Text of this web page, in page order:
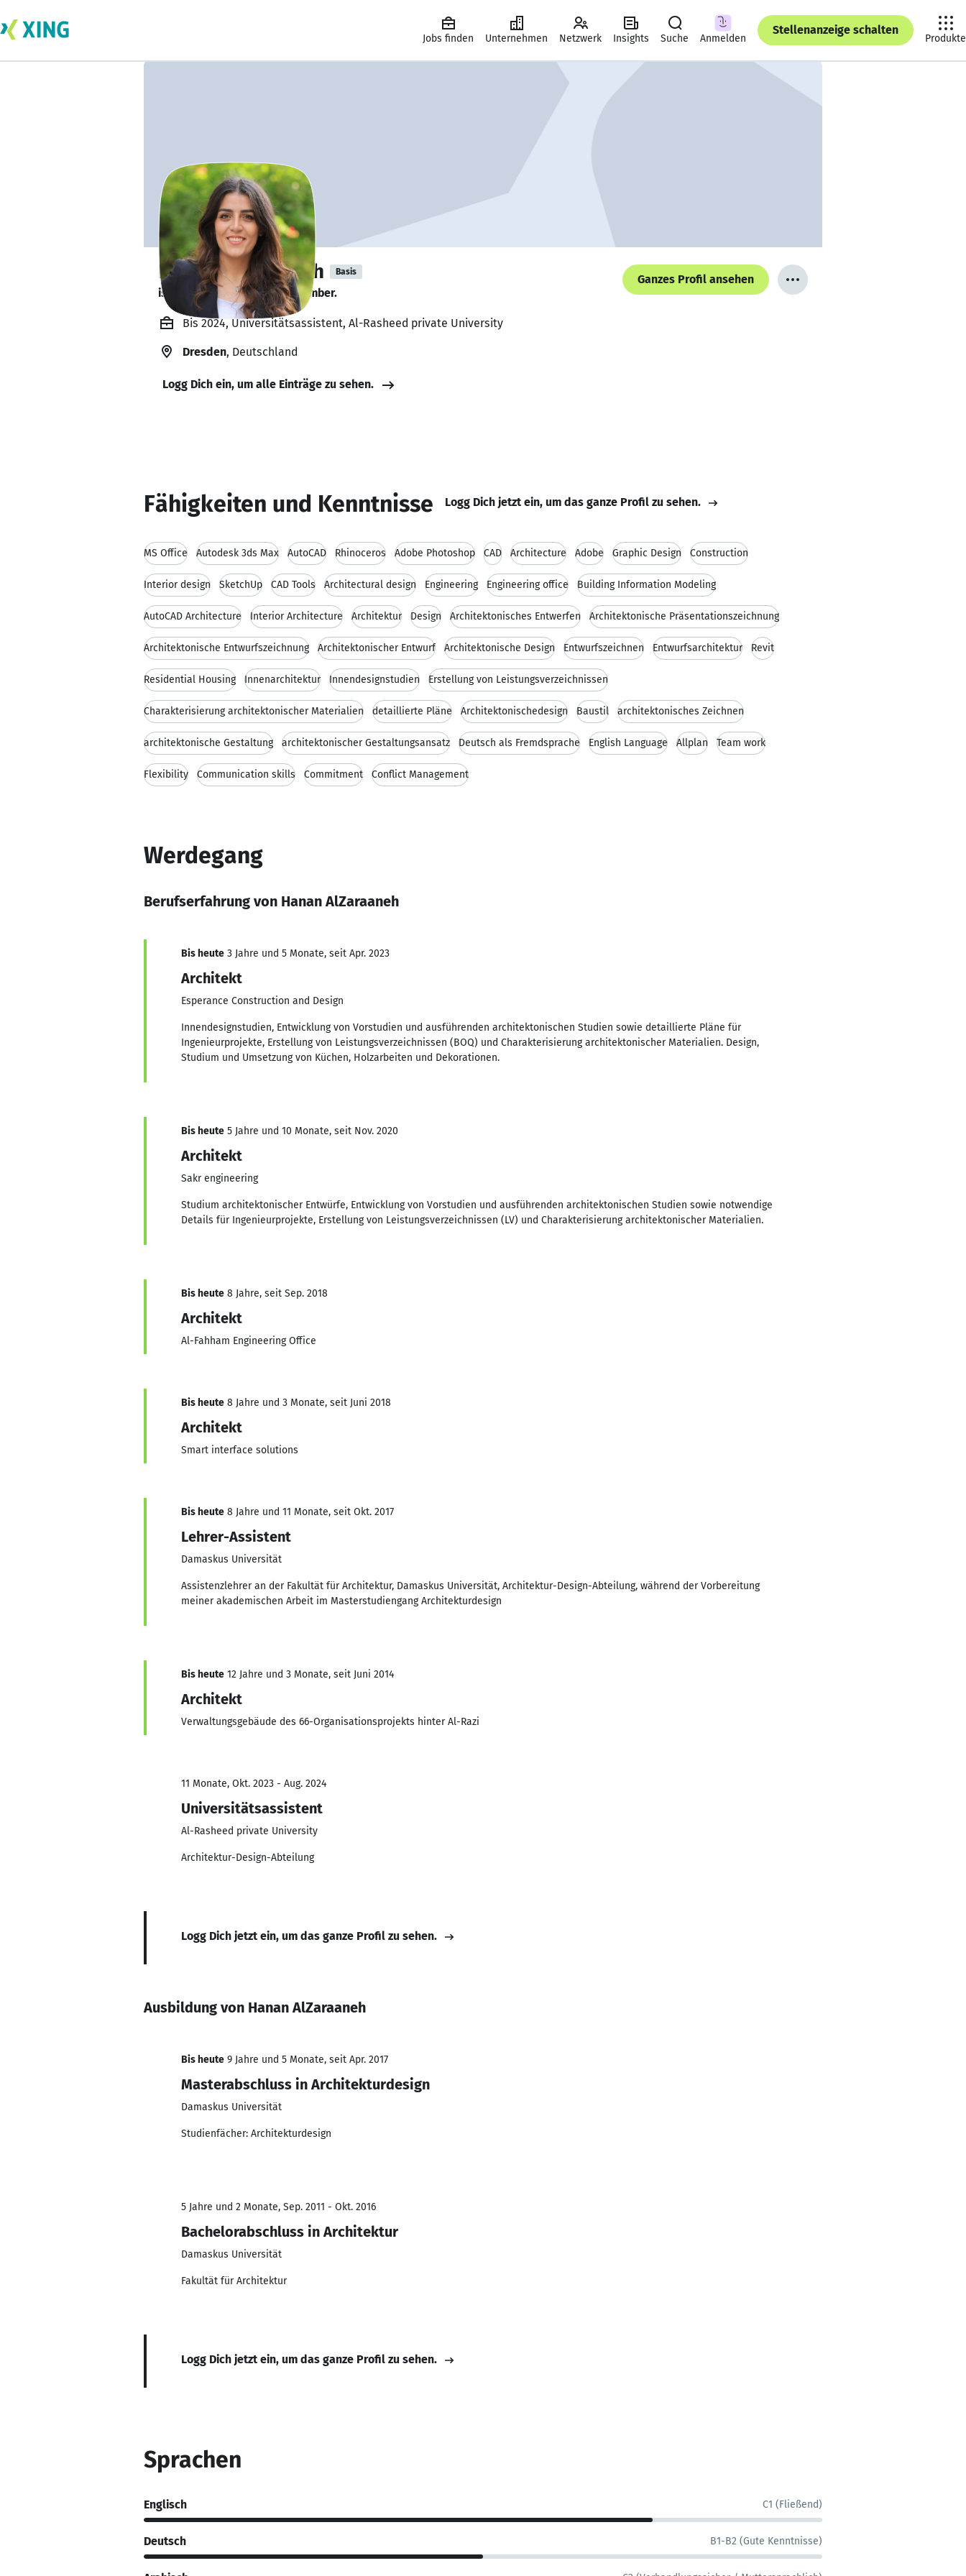
Jobs finden Unternehmen Netzwerk Insights Suche Anmelden
Stellenanzeige schalten
Produkte
Hanan AlZaraaneh Basis
is looking for a new team member.
Ganzes Profil ansehen
Bis 2024, Universitätsassistent, Al-Rasheed private University
Dresden, Deutschland
Logg Dich ein, um alle Einträge zu sehen.
Fähigkeiten und Kenntnisse Logg Dich jetzt ein, um das ganze Profil zu sehen.
MS Office Autodesk 3ds Max AutoCAD Rhinoceros Adobe Photoshop CAD Architecture Adobe Graphic Design Construction
Interior design SketchUp CAD Tools Architectural design Engineering Engineering office Building Information Modeling
AutoCAD Architecture Interior Architecture Architektur Design Architektonisches Entwerfen Architektonische Präsentationszeichnung
Architektonische Entwurfszeichnung Architektonischer Entwurf Architektonische Design Entwurfszeichnen Entwurfsarchitektur Revit
Residential Housing Innenarchitektur Innendesignstudien Erstellung von Leistungsverzeichnissen
Charakterisierung architektonischer Materialien detaillierte Pläne Architektonischedesign Baustil architektonisches Zeichnen
architektonische Gestaltung architektonischer Gestaltungsansatz Deutsch als Fremdsprache English Language Allplan Team work
Flexibility Communication skills Commitment Conflict Management
Werdegang
Berufserfahrung von Hanan AlZaraaneh
Bis heute 3 Jahre und 5 Monate, seit Apr. 2023
Architekt
Esperance Construction and Design
Innendesignstudien, Entwicklung von Vorstudien und ausführenden architektonischen Studien sowie detaillierte Pläne für
Ingenieurprojekte, Erstellung von Leistungsverzeichnissen (BOQ) und Charakterisierung architektonischer Materialien. Design,
Studium und Umsetzung von Küchen, Holzarbeiten und Dekorationen.
Bis heute 5 Jahre und 10 Monate, seit Nov. 2020
Architekt
Sakr engineering
Studium architektonischer Entwürfe, Entwicklung von Vorstudien und ausführenden architektonischen Studien sowie notwendige
Details für Ingenieurprojekte, Erstellung von Leistungsverzeichnissen (LV) und Charakterisierung architektonischer Materialien.
Bis heute 8 Jahre, seit Sep. 2018
Architekt
Al-Fahham Engineering Office
Bis heute 8 Jahre und 3 Monate, seit Juni 2018
Architekt
Smart interface solutions
Bis heute 8 Jahre und 11 Monate, seit Okt. 2017
Lehrer-Assistent
Damaskus Universität
Assistenzlehrer an der Fakultät für Architektur, Damaskus Universität, Architektur-Design-Abteilung, während der Vorbereitung
meiner akademischen Arbeit im Masterstudiengang Architekturdesign
Bis heute 12 Jahre und 3 Monate, seit Juni 2014
Architekt
Verwaltungsgebäude des 66-Organisationsprojekts hinter Al-Razi
11 Monate, Okt. 2023 - Aug. 2024
Universitätsassistent
Al-Rasheed private University
Architektur-Design-Abteilung
Logg Dich jetzt ein, um das ganze Profil zu sehen.
Ausbildung von Hanan AlZaraaneh
Bis heute 9 Jahre und 5 Monate, seit Apr. 2017
Masterabschluss in Architekturdesign
Damaskus Universität
Studienfächer: Architekturdesign
5 Jahre und 2 Monate, Sep. 2011 - Okt. 2016
Bachelorabschluss in Architektur
Damaskus Universität
Fakultät für Architektur
Logg Dich jetzt ein, um das ganze Profil zu sehen.
Sprachen
Englisch C1 (Fließend)
Deutsch B1-B2 (Gute Kenntnisse)